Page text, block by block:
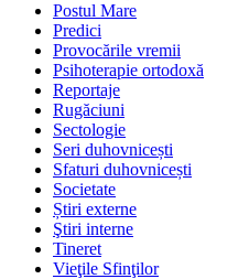
Postul Mare
Predici
Provocările vremii
Psihoterapie ortodoxă
Reportaje
Rugăciuni
Sectologie
Seri duhovnicești
Sfaturi duhovnicești
Societate
Știri externe
Ştiri interne
Tineret
Vieţile Sfinţilor